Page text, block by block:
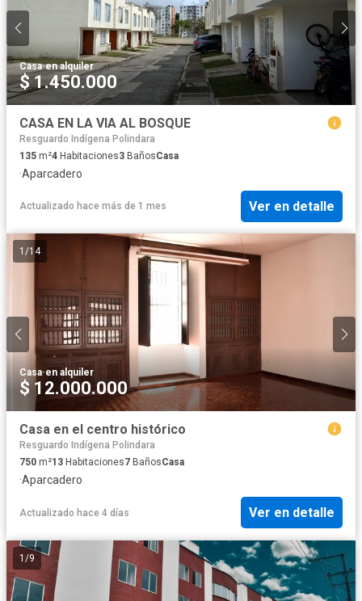
Casa·en alquiler
$ 1.450.000
CASA EN LA VIA AL BOSQUE
Resguardo Indígena Polindara
135 m²4 Habitaciones3 BañosCasa
·Aparcadero
Actualizado hace más de 1 mes Ver en detalle
1 /14
Casa·en alquiler
$ 12.000.000
Casa en el centro histórico
Resguardo Indígena Polindara
750 m²13 Habitaciones7 BañosCasa
·Aparcadero
Actualizado hace 4 días Ver en detalle
1 /9